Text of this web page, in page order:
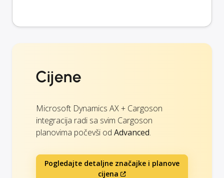
Cijene
Microsoft Dynamics AX + Cargoson
integracija radi sa svim Cargoson
planovima počevši od Advanced.
Pogledajte detaljne značajke i planove
cijena